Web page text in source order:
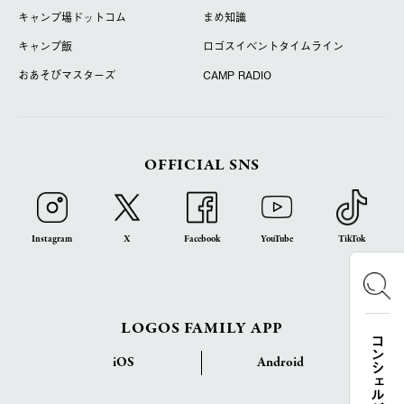
キャンプ場ドットコム
まめ知識
キャンプ飯
ロゴスイベントタイムライン
おあそびマスターズ
CAMP RADIO
OFFICIAL SNS
Instagram X Facebook YouTube TikTok
LOGOS FAMILY APP
iOS Android